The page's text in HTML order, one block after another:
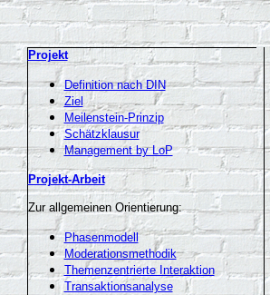
Projekt
Definition nach DIN
Ziel
Meilenstein-Prinzip
Schätzklausur
Management by LoP
Projekt-Arbeit
Zur allgemeinen Orientierung:
Phasenmodell
Moderationsmethodik
Themenzentrierte Interaktion
Transaktionsanalyse